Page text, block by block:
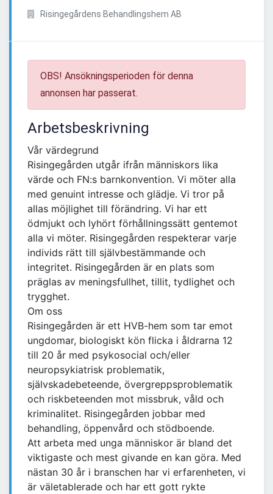
Risingegårdens Behandlingshem AB
OBS! Ansökningsperioden för denna
annonsen har passerat.
Arbetsbeskrivning
Vår värdegrund
Risingegården utgår ifrån människors lika
värde och FN:s barnkonvention. Vi möter alla
med genuint intresse och glädje. Vi tror på
allas möjlighet till förändring. Vi har ett
ödmjukt och lyhört förhållningssätt gentemot
alla vi möter. Risingegården respekterar varje
individs rätt till självbestämmande och
integritet. Risingegården är en plats som
präglas av meningsfullhet, tillit, tydlighet och
trygghet.
Om oss
Risingegården är ett HVB-hem som tar emot
ungdomar, biologiskt kön flicka i åldrarna 12
till 20 år med psykosocial och/eller
neuropsykiatrisk problematik,
självskadebeteende, övergreppsproblematik
och riskbeteenden mot missbruk, våld och
kriminalitet. Risingegården jobbar med
behandling, öppenvård och stödboende.
Att arbeta med unga människor är bland det
viktigaste och mest givande en kan göra. Med
nästan 30 år i branschen har vi erfarenheten, vi
är väletablerade och har ett gott rykte